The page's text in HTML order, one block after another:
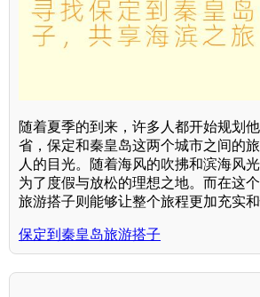
随着夏季的到来，许多人都开始规划
省，保定和秦皇岛这两个城市之间的
人的目光。随着海风的吹拂和滨海风
为了度假与放松的理想之地。而在这
旅游搭子则能够让整个旅程更加充实和
保定到秦皇岛旅游搭子